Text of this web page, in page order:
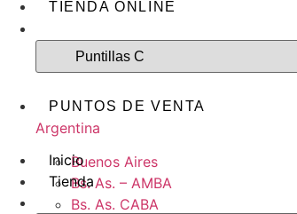
TIENDA ONLINE
PUNTOS DE VENTA
Argentina
Buenos Aires
Bs. As. – AMBA
Bs. As. CABA
Inicio
Tienda